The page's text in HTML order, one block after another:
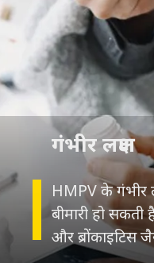
HMPV के गंभीर
बीमारी हो सकती
और ब्रोंकाइटिस
गंभीर लक्षण